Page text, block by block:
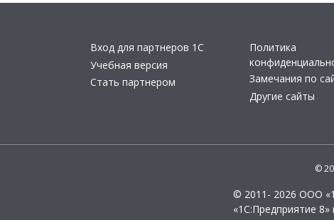
Вход для партнеров 1С
Учебная версия
Стать партнером
Политика
Замечания по
Другие сайты
©
© 2011- 2026 ООО
«1С:Предприятие